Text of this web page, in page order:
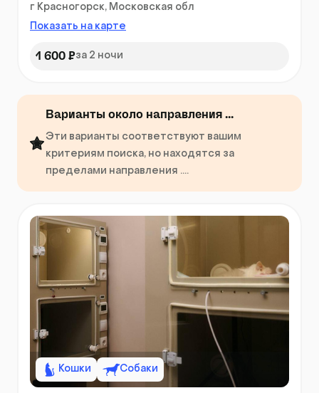
г Красногорск, Московская обл
Показать на карте
1 600 ₽за 2 ночи
Варианты около направления ...
Эти варианты соответствуют вашим
критериям поиска, но находятся за
пределами направления ....
Кошки Собаки